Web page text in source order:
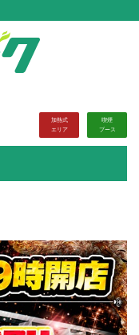
加熱式
エリア
喫煙
ブース